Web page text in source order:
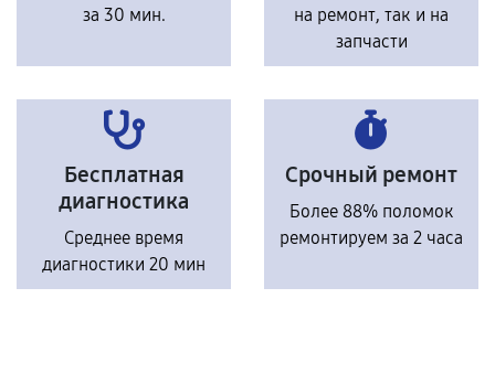
за 30 мин.
на ремонт, так и на
запчасти
Бесплатная
диагностика
Среднее время
диагностики 20 мин
Срочный ремонт
Более 88% поломок
ремонтируем за 2 часа